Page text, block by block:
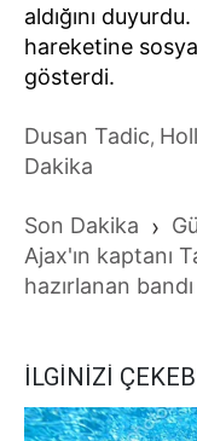
aldığını
hareketine
gösterdi.
Dusan Tadic,
Dakika
Son Dakika ›
Ajax'ın kaptanı
hazırlanan